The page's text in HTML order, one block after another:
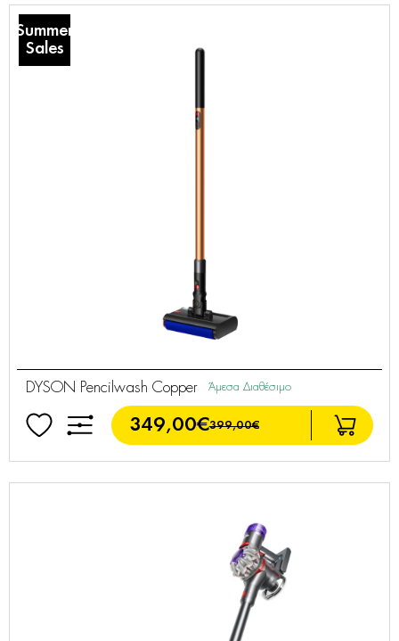
Summer
Sales
DYSON Pencilwash Copper Άμεσα Διαθέσιμο
349,00€399,00€